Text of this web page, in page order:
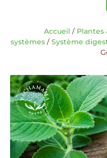
Accueil / Plantes
systèmes / Système